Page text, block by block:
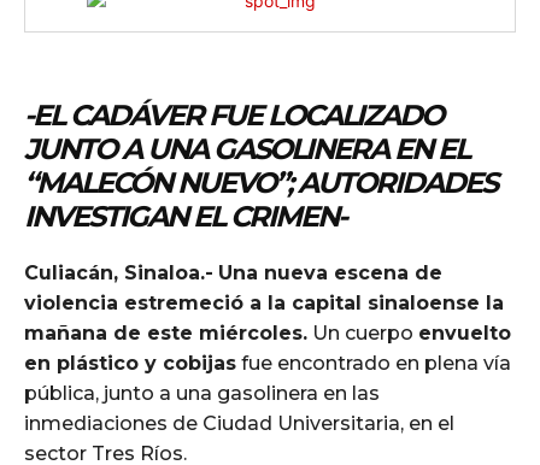
-EL CADÁVER FUE LOCALIZADO
JUNTO A UNA GASOLINERA EN EL
“MALECÓN NUEVO”; AUTORIDADES
INVESTIGAN EL CRIMEN-
Culiacán, Sinaloa.- Una nueva escena de
violencia estremeció a la capital sinaloense la
mañana de este miércoles. Un cuerpo envuelto
en plástico y cobijas fue encontrado en plena vía
pública, junto a una gasolinera en las
inmediaciones de Ciudad Universitaria, en el
sector Tres Ríos.